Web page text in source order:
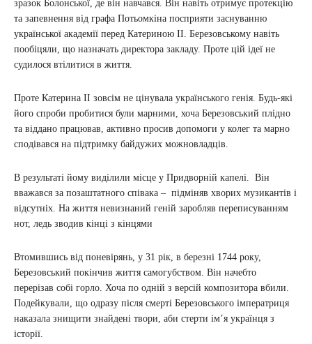
зразок Болонської, де він навчався. Він навіть отримує протекцію
та запевнення від графа Потьомкіна посприяти заснуванню
української академії перед Катериною ІІ. Березовському навіть
пообіцяли, що назначать директора закладу. Проте цій ідеї не
судилося втілитися в життя.
Проте Катерина ІІ зовсім не цінувала українського генія. Будь-які
його спроби пробитися були марними, хоча Березовський плідно
та віддано працював, активно просив допомоги у колег та марно
сподівався на підтримку байдужих можновладців.
В результаті йому виділили місце у Придворній капелі. Він
вважався за позаштатного співака – підміняв хворих музикантів і
відсутніх. На життя невизнаний геній заробляв переписуванням
нот, ледь зводив кінці з кінцями
Втомившись від поневірянь, у 31 рік, в березні 1744 року,
Березовський покінчив життя самогубством. Він начебто
перерізав собі горло. Хоча по одній з версій композитора вбили.
Подейкували, що одразу після смерті Березовського імператриця
наказала знищити знайдені твори, аби стерти ім’я українця з
історії.